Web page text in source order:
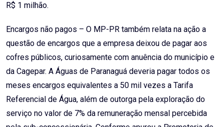
R$ 1 milhão.
Encargos não pagos – O MP-PR também relata na ação a
questão de encargos que a empresa deixou de pagar aos
cofres públicos, curiosamente com anuência do município e
da Cagepar. A Águas de Paranaguá deveria pagar todos os
meses encargos equivalentes a 50 mil vezes a Tarifa
Referencial de Água, além de outorga pela exploração do
serviço no valor de 7% da remuneração mensal percebida